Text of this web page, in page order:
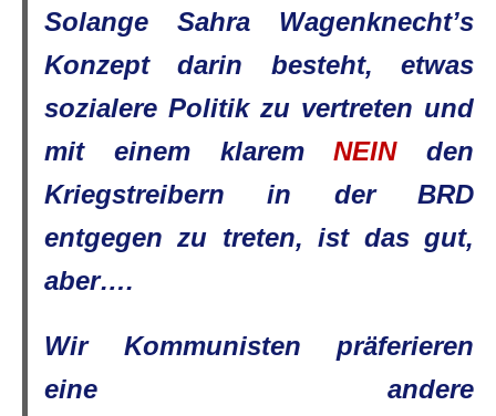
Solange Sahra Wagenknecht’s
Konzept darin besteht, etwas
sozialere Politik zu vertreten und
mit einem klaremNEINden
Kriegstreibern in der BRD
entgegen zu treten, ist das gut,
aber….
Wir Kommunisten präferieren
eine andere